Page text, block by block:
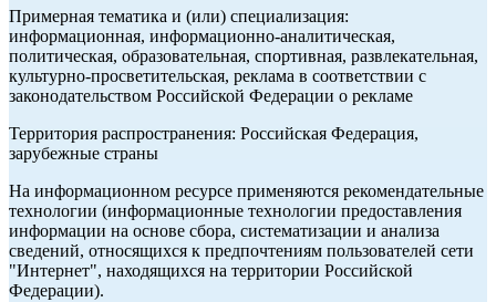
Примерная тематика и (или) специализация:
информационная, информационно-аналитическая,
политическая, образовательная, спортивная, развлекательная,
культурно-просветительская, реклама в соответствии с
законодательством Российской Федерации о рекламе
Территория распространения: Российская Федерация,
зарубежные страны
На информационном ресурсе применяются рекомендательные
технологии (информационные технологии предоставления
информации на основе сбора, систематизации и анализа
сведений, относящихся к предпочтениям пользователей сети
"Интернет", находящихся на территории Российской
Федерации).